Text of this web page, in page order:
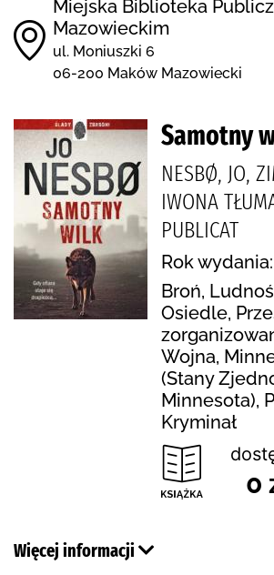
Miejska Biblioteka
Mazowieckim
ul. Moniuszki 6
06-200 Maków Mazowiecki
Samotny
NESBØ, JO,
IWONA
PUBLICAT
Rok
Broń,
Osiedle,
Wojna,
(Stany
Minnesota),
Kryminał
0
Więcej informacji